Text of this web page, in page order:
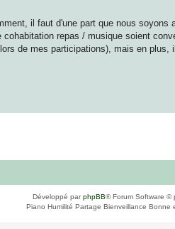
il faut d'une part que nous soyons
repas / musique soient
de mes participations), mais en
Développé parphpBB® Forum Software ©
Piano Humilité Partage Bienveillance Bonne